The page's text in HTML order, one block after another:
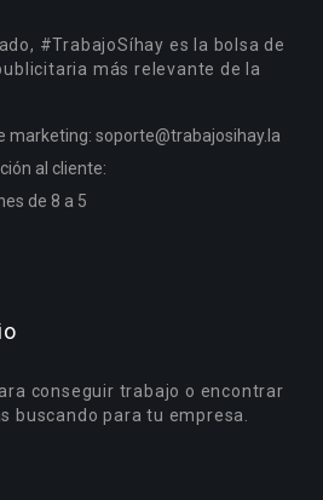
#TrabajoSíhay es la bolsa de
más relevante de la
marketing: soporte@trabajosihay.la
al cliente:
de 8 a 5
conseguir trabajo o encontrar
buscando para tu empresa.